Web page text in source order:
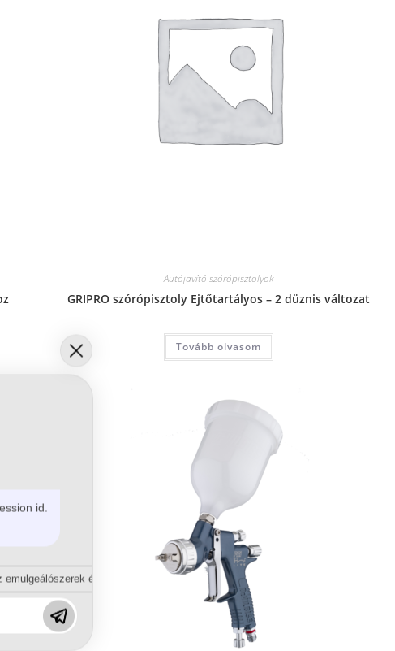
Autójavító szórópisztolyok
GRIPRO szórópisztoly Ejtőtartályos – 2 düznis változat
Tovább olvasom
id.
és diszpergálószerek terén?